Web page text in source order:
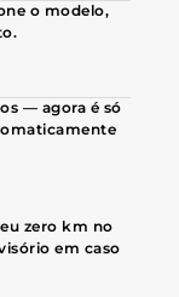
o modelo,
— agora é só
zero km no
em caso